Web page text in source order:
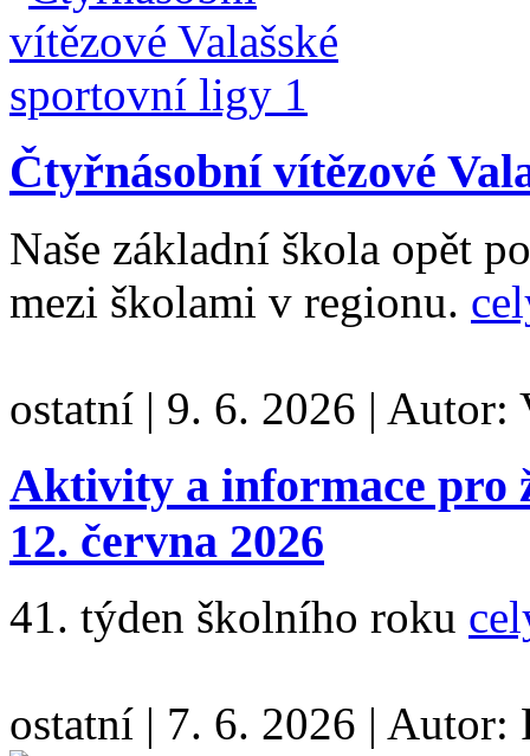
Čtyřnásobní vítězové
Naše základní škola opět
mezi školami v regionu.
ostatní | 9. 6. 2026 | Autor:
Aktivity a informace pro
12. června 2026
41. týden školního roku
ostatní | 7. 6. 2026 | Autor: